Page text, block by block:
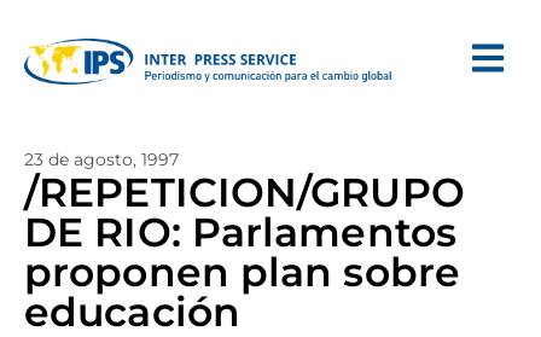
23 de agosto, 1997
/REPETICION/GRUPO
DE RIO: Parlamentos
proponen plan sobre
educación